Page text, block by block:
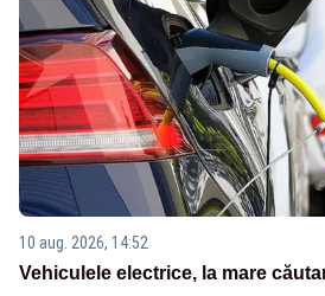
10 aug. 2026, 14:52
Vehiculele electrice, la mare